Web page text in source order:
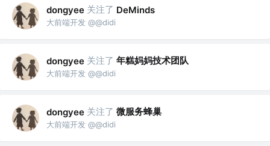
dongyee 关注了 DeMinds
大前端开发 @@didi
dongyee 关注了 年糕妈妈技术团队
大前端开发 @@didi
dongyee 关注了 微服务蜂巢
大前端开发 @@didi